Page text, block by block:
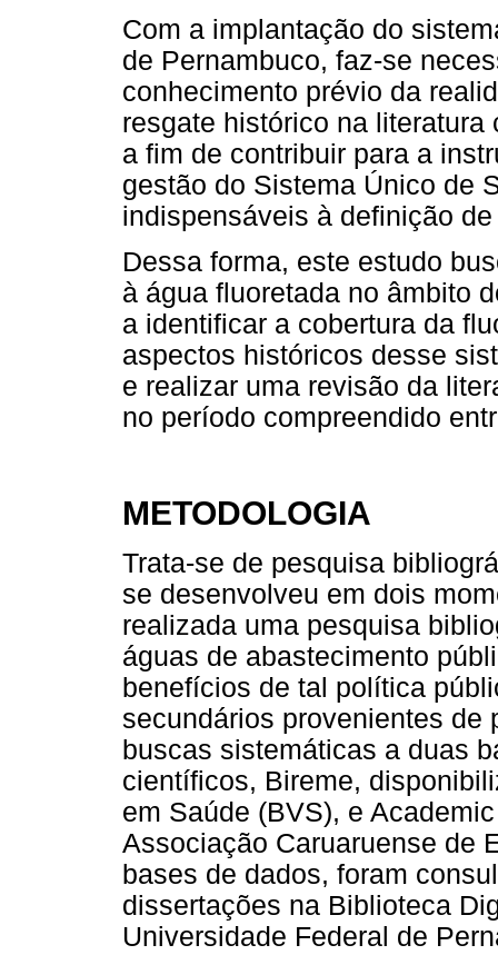
Com a implantação do
de Pernambuco, faz-se
conhecimento prévio da
resgate histórico na
a fim de contribuir para a
gestão do Sistema Único de
indispensáveis à definição
Dessa forma, este estudo
à água fluoretada no âmbito
a identificar a cobertura da
aspectos históricos desse
e realizar uma revisão da
no período compreendido
METODOLOGIA
Trata-se de pesquisa
se desenvolveu em dois
realizada uma pesquisa
águas de abastecimento
benefícios de tal política
secundários provenientes
buscas sistemáticas a duas
científicos, Bireme,
em Saúde (BVS), e
Associação Caruaruense de
bases de dados, foram
dissertações na Biblioteca
Universidade Federal de